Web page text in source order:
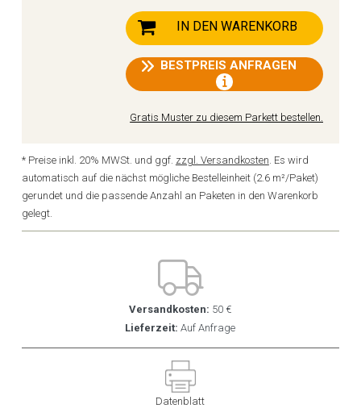
IN DEN WARENKORB
BESTPREIS ANFRAGEN
Gratis Muster zu diesem Parkett bestellen.
* Preise inkl. 20% MWSt. und ggf. zzgl. Versandkosten. Es wird
automatisch auf die nächst mögliche Bestelleinheit (2.6 m²/Paket)
gerundet und die passende Anzahl an Paketen in den Warenkorb
gelegt.
Versandkosten: 50 €
Lieferzeit: Auf Anfrage
Datenblatt